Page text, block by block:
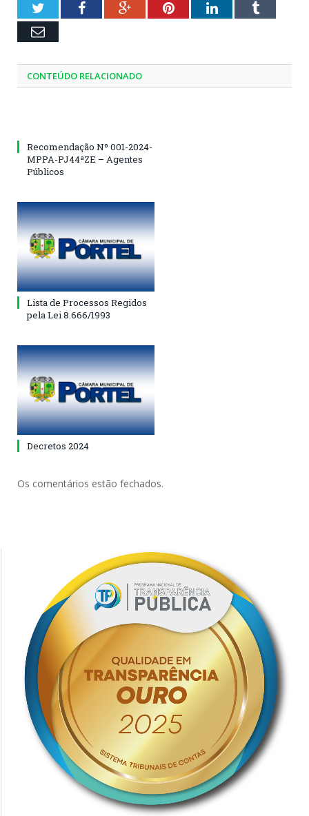
TwitterFacebookGoogle+PinterestLinkedInTumblr
Email
CONTEÚDO RELACIONADO
Recomendação Nº 001-2024-
MPPA-PJ44ªZE – Agentes
Públicos
Lista de Processos Regidos
pela Lei 8.666/1993
Decretos 2024
Os comentários estão fechados.